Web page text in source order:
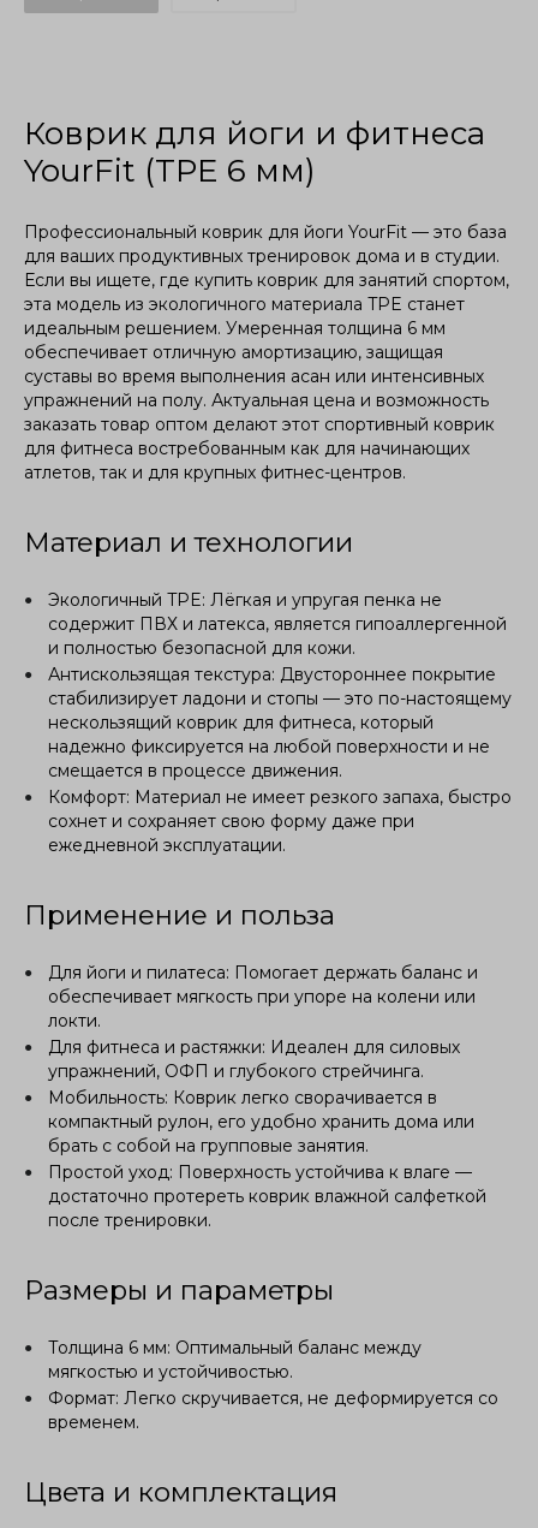
Коврик для йоги и фитнеса
YourFit (TPE 6 мм)
Профессиональный коврик для йоги YourFit — это база
для ваших продуктивных тренировок дома и в студии.
Если вы ищете, где купить коврик для занятий спортом,
эта модель из экологичного материала TPE станет
идеальным решением. Умеренная толщина 6 мм
обеспечивает отличную амортизацию, защищая
суставы во время выполнения асан или интенсивных
упражнений на полу. Актуальная цена и возможность
заказать товар оптом делают этот спортивный коврик
для фитнеса востребованным как для начинающих
атлетов, так и для крупных фитнес-центров.
Материал и технологии
Экологичный TPE: Лёгкая и упругая пенка не
содержит ПВХ и латекса, является гипоаллергенной
и полностью безопасной для кожи.
Антискользящая текстура: Двустороннее покрытие
стабилизирует ладони и стопы — это по-настоящему
нескользящий коврик для фитнеса, который
надежно фиксируется на любой поверхности и не
смещается в процессе движения.
Комфорт: Материал не имеет резкого запаха, быстро
сохнет и сохраняет свою форму даже при
ежедневной эксплуатации.
Применение и польза
Для йоги и пилатеса: Помогает держать баланс и
обеспечивает мягкость при упоре на колени или
локти.
Для фитнеса и растяжки: Идеален для силовых
упражнений, ОФП и глубокого стрейчинга.
Мобильность: Коврик легко сворачивается в
компактный рулон, его удобно хранить дома или
брать с собой на групповые занятия.
Простой уход: Поверхность устойчива к влаге —
достаточно протереть коврик влажной салфеткой
после тренировки.
Размеры и параметры
Толщина 6 мм: Оптимальный баланс между
мягкостью и устойчивостью.
Формат: Легко скручивается, не деформируется со
временем.
Цвета и комплектация